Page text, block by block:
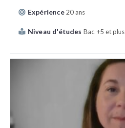
Expérience 20 ans
Niveau d'études Bac +5 et plus